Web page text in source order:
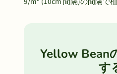
Yellow Bean
す